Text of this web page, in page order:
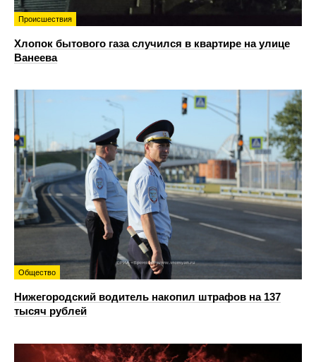
Происшествия
Хлопок бытового газа случился в квартире на улице
Ванеева
Общество
Нижегородский водитель накопил штрафов на 137
тысяч рублей